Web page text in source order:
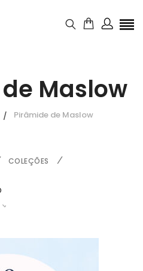
Maslow
Pirâmide de Maslow
COLEÇÕES